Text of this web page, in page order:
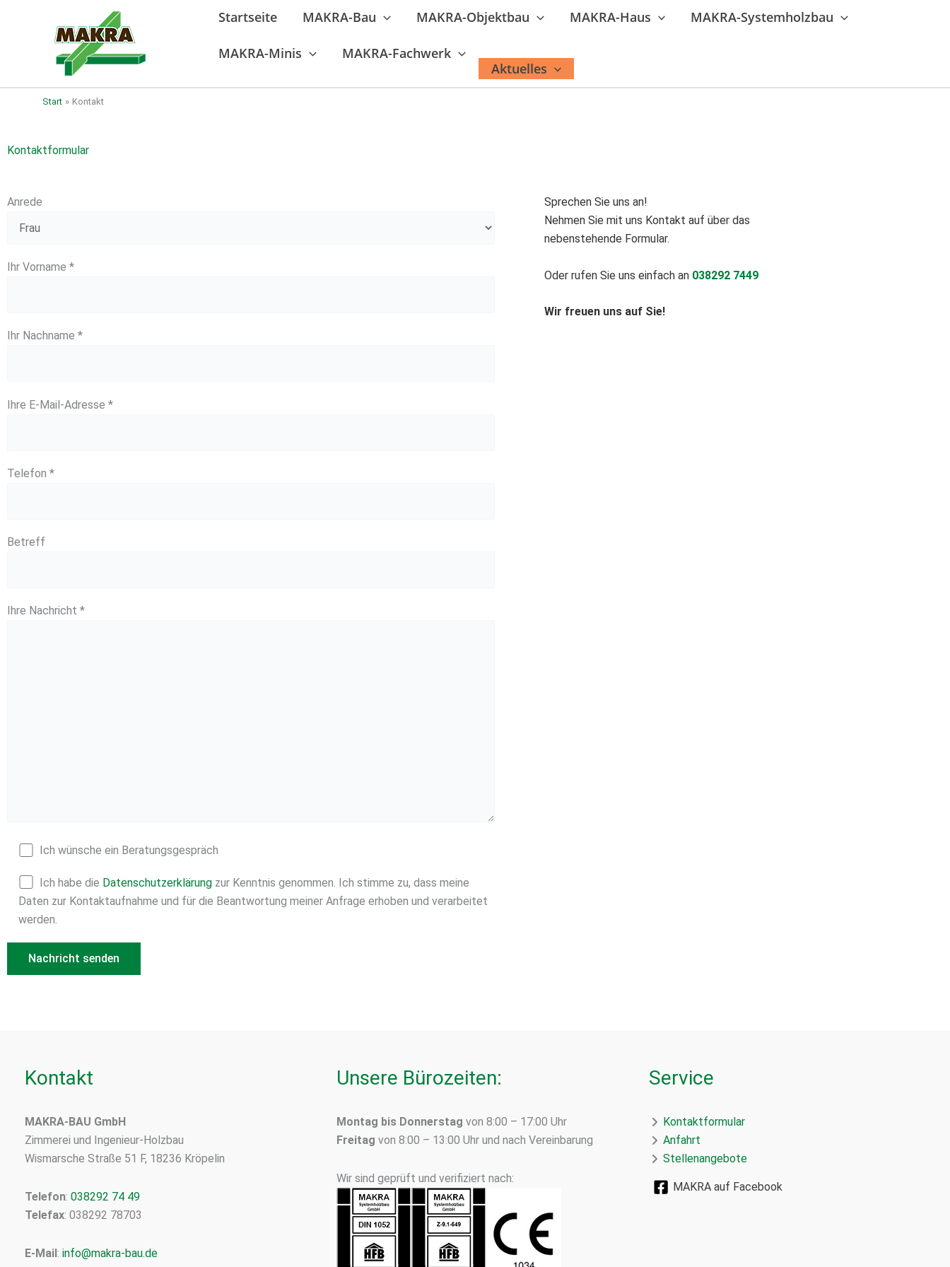
Startseite MAKRA-Bau MAKRA-Objektbau MAKRA-Haus MAKRA-Systemholzbau
MAKRA-Minis
MAKRA-Fachwerk
Aktuelles
Start Kontakt
Kontaktformular
Anrede
Ihr Vorname *
Ihr Nachname *
Ihre E-Mail-Adresse *
Telefon *
Betreff
Ihre Nachricht *
Ich wünsche ein Beratungsgespräch
Ich habe die Datenschutzerklärung zur Kenntnis genommen. Ich stimme zu, dass meine
Daten zur Kontaktaufnahme und für die Beantwortung meiner Anfrage erhoben und verarbeitet
werden.
Sprechen Sie uns an!
Nehmen Sie mit uns Kontakt auf über das
nebenstehende Formular.
Oder rufen Sie uns einfach an 038292 7449
Wir freuen uns auf Sie!
Kontakt
MAKRA-BAU GmbH
Zimmerei und Ingenieur-Holzbau
Wismarsche Straße 51 F, 18236 Kröpelin
Telefon: 038292 74 49
Telefax: 038292 78703
E-Mail: info@makra-bau.de
Unsere Bürozeiten:
Montag bis Donnerstag von 8:00 – 17:00 Uhr
Freitag von 8:00 – 13:00 Uhr und nach Vereinbarung
Wir sind geprüft und verifiziert nach:
Service
Kontaktformular
Anfahrt
Stellenangebote
MAKRA auf Facebook